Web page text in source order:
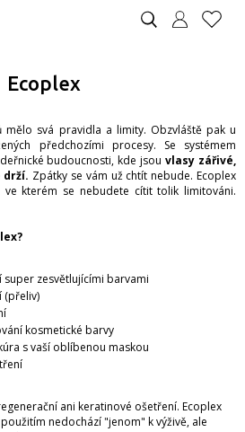
Ecoplex
mělo svá pravidla a limity. Obzvláště pak u
předchozími procesy. Se systémem
budoucnosti, kde jsouvlasy zářivé,
drží. Zpátky se vám už chtít nebude. Ecoplex
kterém se nebudete cítit tolik limitováni.
zesvětlujícími barvami
(přeliv)
kosmetické barvy
s vaší oblíbenou maskou
ani keratinové ošetření. Ecoplex
nedochází "jenom" k výživě, ale